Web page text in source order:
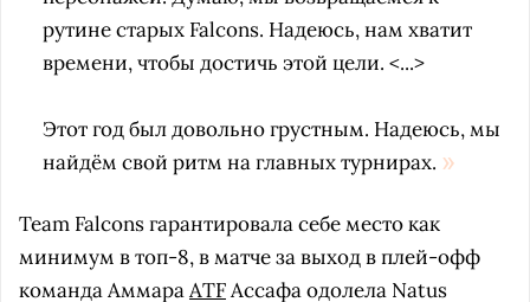
рутине старых Falcons. Надеюсь, нам хватит
времени, чтобы достичь этой цели. <...>
Этот год был довольно грустным. Надеюсь, мы
найдём свой ритм на главных турнирах.
Team Falcons гарантировала себе место как
минимум в топ-8, в матче за выход в плей-офф
команда АммараATFАссафа одолела Natus